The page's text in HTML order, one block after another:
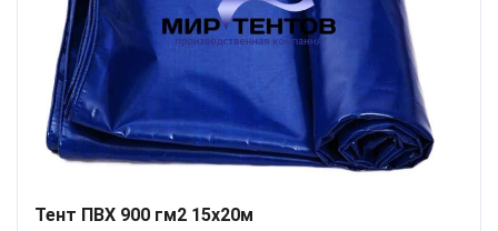
Тент ПВХ 900 гм2 15х20м